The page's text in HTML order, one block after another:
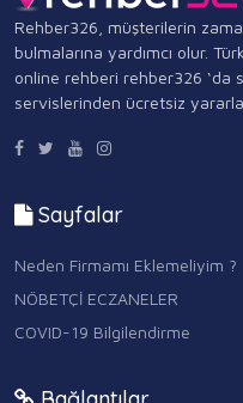
Rehber326, müşterilerin
bulmalarına yardımcı olur.
online rehberi rehber326 ‘da
servislerinden ücretsiz
Sayfalar
Neden Firmamı Eklemeliyim ?
NÖBETÇİ ECZANELER
COVID-19 Bilgilendirme